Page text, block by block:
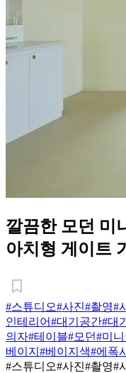
깔끔한 모던 미
아치형 게이트
#스튜디오#사진#촬영#
인테리어#대기공간#대
의자#테이블#모던#미니
베이지 #베이지색#에폭시
#스튜디오#사진#촬영#